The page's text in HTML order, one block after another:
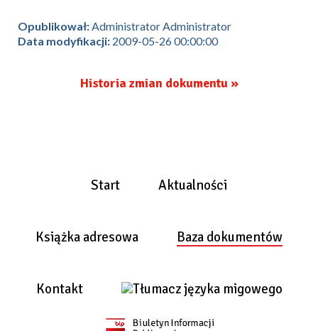
Opublikował:Administrator Administrator
Data modyfikacji: 2009-05-26 00:00:00
Historia zmian dokumentu »
Start Aktualności
Książka adresowa Baza dokumentów
Kontakt